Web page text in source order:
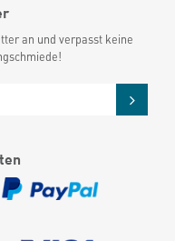
an und verpasst keine